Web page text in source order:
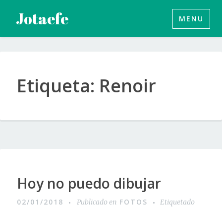
contenido
Jotaefe MENU
Etiqueta: Renoir
Hoy no puedo dibujar
02/01/2018 Publicado en FOTOS
Etiquetado